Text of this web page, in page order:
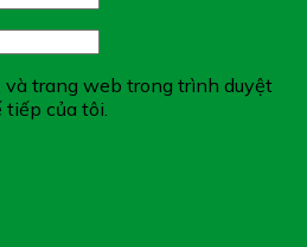
và người lớn bị ho, ho có đờm,
do viêm họng, viêm phế quản
SIRO BỔ PHẾ
và trang web trong trình duyệt
của tôi.